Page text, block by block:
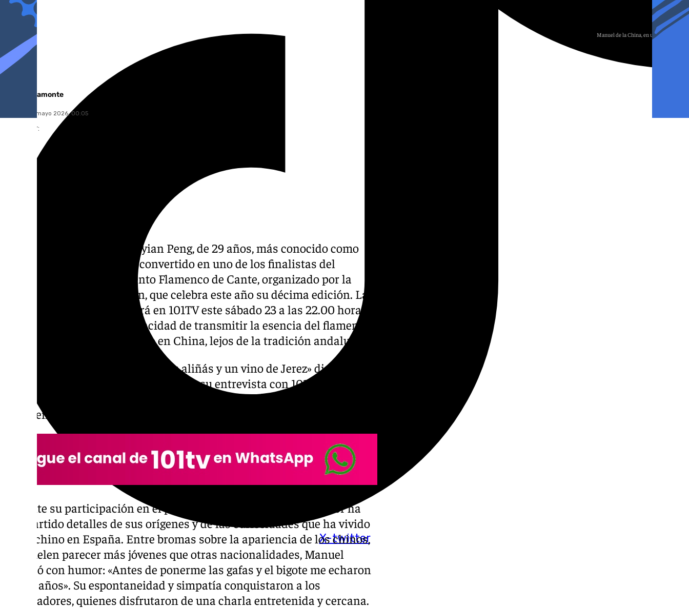
X-twitter
Manuel de la China, en una entrevista.
Lucía Garamonte
viernes, 22 mayo 2026, 00:05
Compartir:
El cantante de flamenco Ziyian Peng, de 29 años, más conocido como
Manuel de la China, se ha convertido en uno de los finalistas del
prestigioso Concurso Talento Flamenco de Cante, organizado por la
Fundación Cristina Heeren, que celebra este año su décima edición. La
final del concurso se emitirá en 101TV este sábado 23 a las 22.00 horas.
Manuel destaca por su capacidad de transmitir la esencia del flamenco,
pese a haber nacido y crecido en China, lejos de la tradición andaluza.
«Lo que me gusta a mí unas papas aliñás y un vino de Jerez» dice Manuel
de la China con mucho ángel durante su entrevista con 101TV en la que
muestra su frescura que le ha hecho despuntar ya como un talento
emergente del flamenco jerezano.
Durante su participación en el programa ‹Llegó la hora›, el cantaor ha
compartido detalles de sus orígenes y de las curiosidades que ha vivido
al ser chino en España. Entre bromas sobre la apariencia de los chinos,
que suelen parecer más jóvenes que otras nacionalidades, Manuel
recordó con humor: «Antes de ponerme las gafas y el bigote me echaron
16 o 17 años». Su espontaneidad y simpatía conquistaron a los
espectadores, quienes disfrutaron de una charla entretenida y cercana.